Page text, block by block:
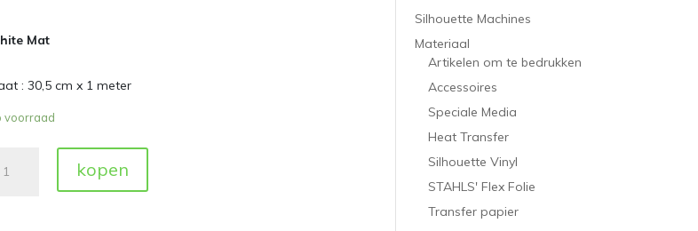
Mat
: 30,5 cm x 1 meter
voorraad
kopen
Silhouette Machines
Materiaal
Artikelen om te bedrukken
Accessoires
Speciale Media
Heat Transfer
Silhouette Vinyl
STAHLS' Flex Folie
Transfer papier